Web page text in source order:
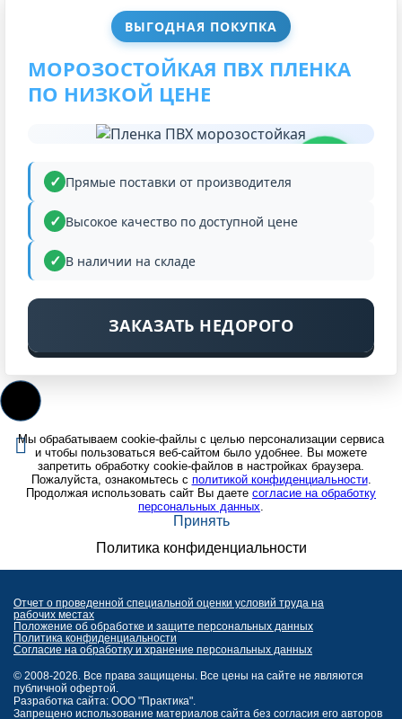
ВЫГОДНАЯ ПОКУПКА
МОРОЗОСТОЙКАЯ ПВХ ПЛЕНКА
ПО НИЗКОЙ ЦЕНЕ
Прямые поставки от производителя
Высокое качество по доступной цене
В наличии на складе
ЗАКАЗАТЬ НЕДОРОГО
Мы обрабатываем cookie-файлы с целью персонализации сервиса
и чтобы пользоваться веб-сайтом было удобнее. Вы можете
запретить обработку cookie-файлов в настройках браузера.
Пожалуйста, ознакомьтесь с политикой конфиденциальности.
Продолжая использовать сайт Вы даете согласие на обработку
персональных данных.
Принять
Политика конфиденциальности
Отчет о проведенной специальной оценки условий труда на
рабочих местах
Положение об обработке и защите персональных данных
Политика конфиденциальности
Согласие на обработку и хранение персональных данных
© 2008-2026. Все права защищены. Все цены на сайте не являются
публичной офертой.
Разработка сайта: ООО "Практика".
Запрещено использование материалов сайта без согласия его авторов